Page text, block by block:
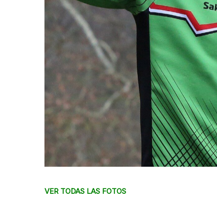
VER TODAS LAS FOTOS